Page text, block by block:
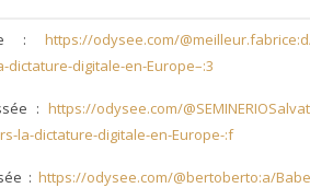
: https://odysee.com/@meilleur.fabrice:d/
digitale-en-Europe–:3
: https://odysee.com/
la-dictature-digitale-en-Europe-:f
: https://odysee.com/@bertoberto:a/Babel-